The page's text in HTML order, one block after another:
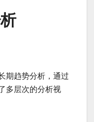
期趋势分析，通过
多层次的分析视